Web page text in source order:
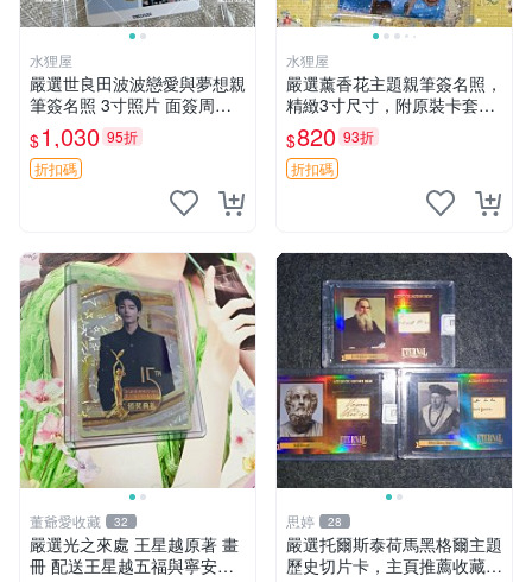
水狸屋
嚴選世良田波波戀愛與夢想親
筆簽名照 3寸照片 面簽周邊
照片卡磚
$1,030 95折
折扣碼
水狸屋
嚴選薰香花主題親筆簽名照，
精緻3寸尺寸，附原裝卡套。
收藏級品相，值得珍藏。 薰
香花 花卉 照片
$820 93折
折扣碼
董爺愛收藏 32
嚴選光之來處 王星越原著 畫
冊 配送王星越五福與寧安特
思婷 28
嚴選托爾斯泰荷馬黑格爾主題
歷史切片卡，主頁推薦收藏更